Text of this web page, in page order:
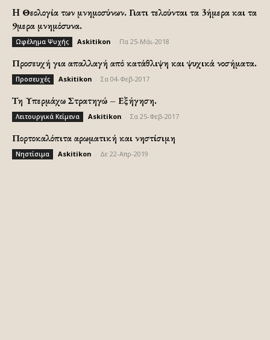
H Θεολογία των μνημοσύνων. Γιατι τελούνται τα 3ήμερα και τα
9μερα μνημόσυνα.
Ωφέλημα Ψυχής Askitikon Πα 25-Μάι-2018
Προσευχή για απαλλαγή από κατάθλιψη και ψυχικά νοσήματα.
Προσευχές Askitikon Σα 04-Φεβ-2017
Τη Υπερμάχω Στρατηγώ – Εξήγηση.
Λειτουργικά Κείμενα Askitikon Σα 25-Φεβ-2017
Πορτοκαλόπιτα αρωματική και νηστίσιμη
Νηστίσιμα Askitikon Δε 22-Απρ-2019